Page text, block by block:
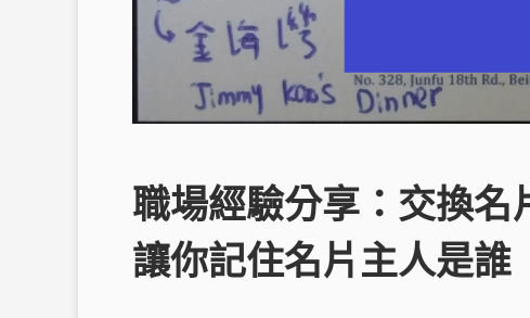
職場經驗分享：交換名
讓你記住名片主人是誰